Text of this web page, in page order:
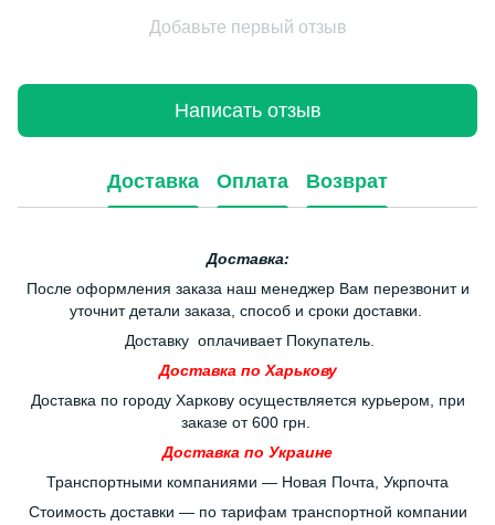
Добавьте первый отзыв
Написать отзыв
Доставка Оплата Возврат
Доставка:
После оформления заказа наш менеджер Вам перезвонит и
уточнит детали заказа, способ и сроки доставки.
Доставку оплачивает Покупатель.
Доставка по Харькову
Доставка по городу Харкову осуществляется курьером, при
заказе от 600 грн.
Доставка по Украине
Транспортными компаниями — Новая Почта, Укрпочта
Стоимость доставки — по тарифам транспортной компании